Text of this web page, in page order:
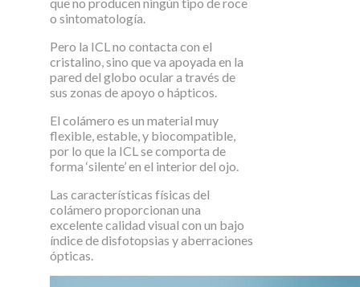
o sintomatología.
Pero la ICL no contacta con el
cristalino, sino que va apoyada en la
pared del globo ocular a través de
sus zonas de apoyo o hápticos.
El colámero es un material muy
flexible, estable, y biocompatible,
por lo que la ICL se comporta de
forma ‘silente’ en el interior del ojo.
Las características físicas del
colámero proporcionan una
excelente calidad visual con un bajo
índice de disfotopsias y aberraciones
ópticas.